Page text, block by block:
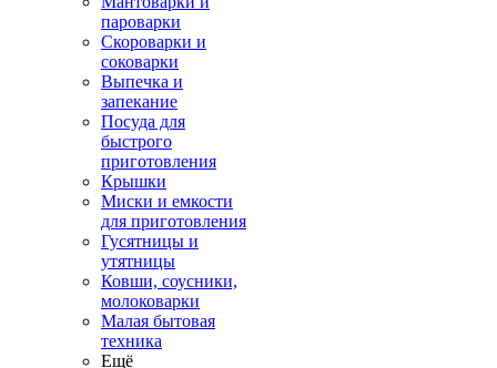
пароварки
Скороварки и
соковарки
Выпечка и
запекание
Посуда для
быстрого
приготовления
Крышки
Миски и емкости
для приготовления
Гусятницы и
утятницы
Ковши, соусники,
молоковарки
Малая бытовая
техника
Ещё